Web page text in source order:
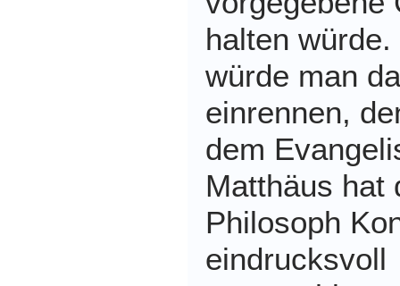
halten
würde man
einrennen,
dem
Matthäus hat
Philosoph
eindrucksvoll